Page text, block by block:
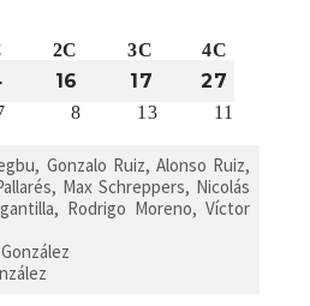
2C 3C 4C
16 17 27
8 13 11
Gonzalo Ruiz, Alonso Ruiz,
Max Schreppers, Nicolás
Rodrigo Moreno, Víctor